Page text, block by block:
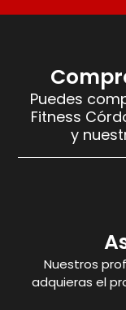
Puedes
Fitness
y
Nuestros
adquieras el